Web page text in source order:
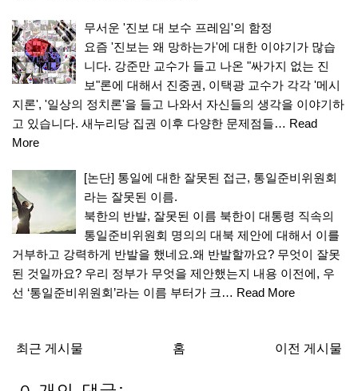
무서운 '진보 대 보수 프레임'의 함정
요즘 '진보는 왜 망하는가'에 대한 이야기가 많습
니다. 강준만 교수가 들고 나온 "싸가지 없는 진
보"론에 대해서 진중권, 이택광 교수가 각각 '메시
지론', '일상의 정치론'을 들고 나와서 자신들의 생각을 이야기하
고 있습니다. 새누리당 집권 이후 다양한 문제점들… Read
More
[논단] 통일에 대한 잘못된 접근, 통일준비위원회
라는 잘못된 이름.
북한의 반발, 잘못된 이름 북한이 대통령 직속의
통일준비위원회 명의의 대북 제안에 대해서 이를
거부하고 강력하게 반발을 했네요.왜 반발할까요? 무엇이 잘못
된 것일까요? 우리 정부가 무엇을 제안했는지 내용 이전에, 우
선 ‘통일준비위원회’라는 이름 부터가 크… Read More
최근 게시물 이전 게시물
홈